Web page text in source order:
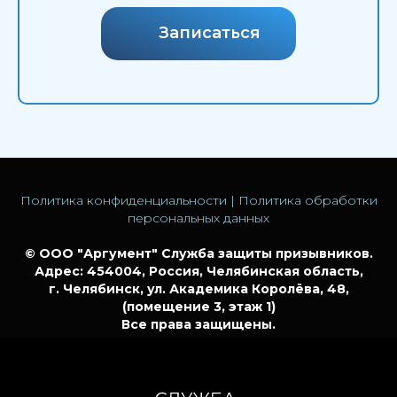
Записаться
Политика конфиденциальности | Политика обработки
персональных данных
© ООО "Аргумент" Служба защиты призывников.
Адрес: 454004, Россия, Челябинская область,
г. Челябинск, ул. Академика Королёва, 48,
(помещение 3, этаж 1)
Все права защищены.